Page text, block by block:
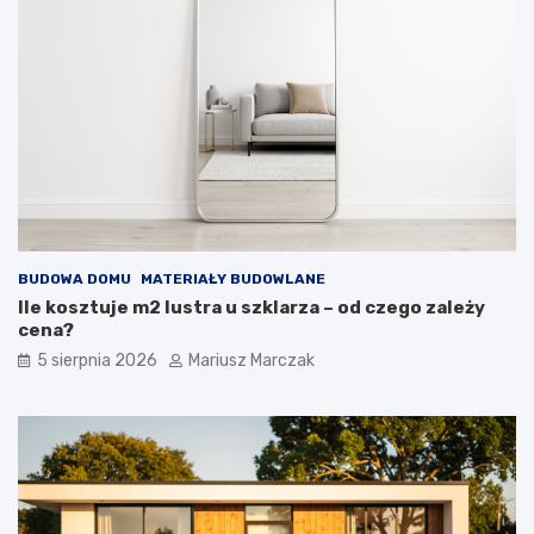
BUDOWA DOMU MATERIAŁY BUDOWLANE
Ile kosztuje m2 lustra u szklarza – od czego zależy
cena?
5 sierpnia 2026 Mariusz Marczak